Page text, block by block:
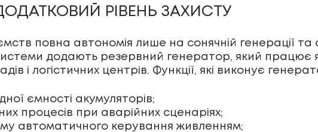
РІВЕНЬ ЗАХИСТУ
повна автономія лише на сонячній генерації
додають резервний генератор, який працює
і логістичних центрів. Функції, які виконує
ємності акумуляторів;
процесів при аварійних сценаріях;
автоматичного керування живленням;